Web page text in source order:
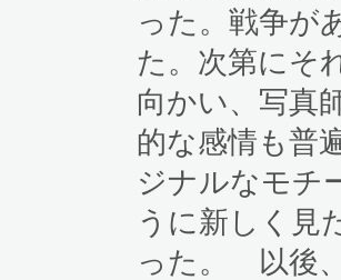
った。戦争が
た。次第にそ
向かい、写真
的な感情も普
ジナルなモチ
うに新しく見
った。 以後